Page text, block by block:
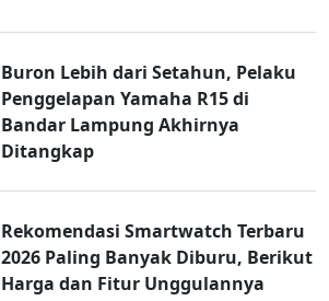
Buron Lebih dari Setahun, Pelaku
Penggelapan Yamaha R15 di
Bandar Lampung Akhirnya
Ditangkap
Rekomendasi Smartwatch Terbaru
2026 Paling Banyak Diburu, Berikut
Harga dan Fitur Unggulannya